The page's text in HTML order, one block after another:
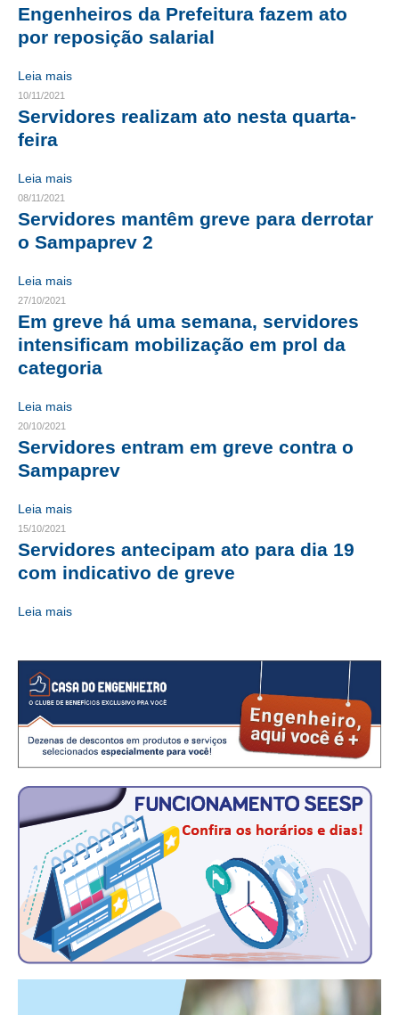
PERSONALIDADES DA TECNOLOGIA
NÚCLEO DA MULHER ENGENHEIRA
TRANSPARÊNCIA
JURÍDICO
ACORDOS, CONVENÇÕES E DISSÍDIOS
CONTRIBUIÇÕES
CONTRIBUIÇÃO ASSOCIATIVA OU ANUIDADE DE SÓCIO
CONTRIBUIÇÃO SINDICAL URBANA
REVISÃO DE APOSENTADORIA
FGTS EXPURGOS
FGTS CORREÇÃO
LEGISLAÇÃO
LEI 5.194/1966 – REGULAMENTAÇÃO DA PROFISSÃO
PISO SALARIAL
FIQUE POR DENTRO
APRESENTAÇÃO
EMPREGO E ESTÁGIO
CARREIRA
AUTÔNOMOS E SERVIÇOS
NEWSLETTER
Engenheiros da Prefeitura fazem ato
por reposição salarial
Leia mais
10/11/2021
Servidores realizam ato nesta quarta-
feira
Leia mais
08/11/2021
Servidores mantêm greve para derrotar
o Sampaprev 2
Leia mais
27/10/2021
Em greve há uma semana, servidores
intensificam mobilização em prol da
categoria
Leia mais
20/10/2021
Servidores entram em greve contra o
Sampaprev
Leia mais
15/10/2021
Servidores antecipam ato para dia 19
com indicativo de greve
Leia mais